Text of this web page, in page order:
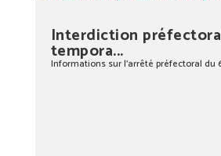
Interdiction
tempora...
Informations sur l’arrêté préfectoral du